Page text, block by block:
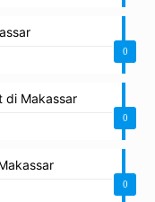
0
0
di Makassar
0